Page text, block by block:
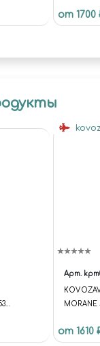
FRANCE"
от 1700
Арт.
MORANE
от 1610